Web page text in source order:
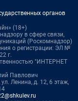
органов
(18+)
в сфере связи,
(Роскомнадзор)
о регистрации: ЭЛ №
г.
"ИНТЕРНЕТ
Павлович
Ленина, д. 12, 6 этаж,